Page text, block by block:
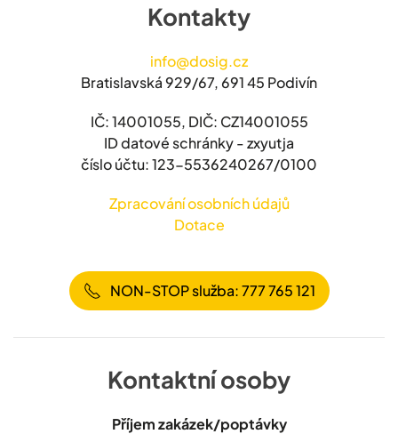
Kontakty
info@dosig.cz
Bratislavská 929/67, 691 45 Podivín
IČ: 14001055, DIČ: CZ14001055
ID datové schránky - zxyutja
číslo účtu: 123-5536240267/0100
Zpracování osobních údajů
Dotace
NON-STOP služba: 777 765 121
Kontaktní osoby
Příjem zakázek/poptávky